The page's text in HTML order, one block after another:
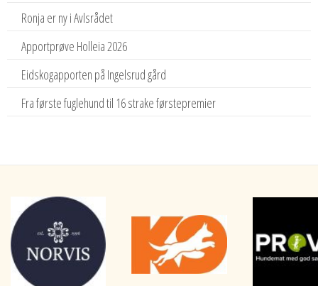
Ronja er ny i Avlsrådet
Apportprøve Holleia 2026
Eidskogapporten på Ingelsrud gård
Fra første fuglehund til 16 strake førstepremier